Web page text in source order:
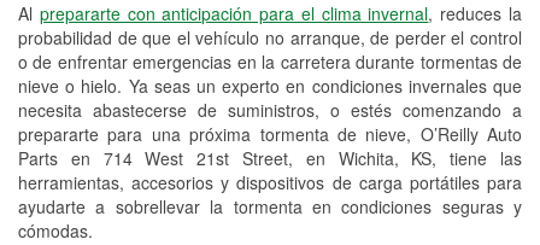
Al prepararte con anticipación para el clima invernal, reduces la
probabilidad de que el vehículo no arranque, de perder el control
o de enfrentar emergencias en la carretera durante tormentas de
nieve o hielo. Ya seas un experto en condiciones invernales que
necesita abastecerse de suministros, o estés comenzando a
prepararte para una próxima tormenta de nieve, O’Reilly Auto
Parts en 714 West 21st Street, en Wichita, KS, tiene las
herramientas, accesorios y dispositivos de carga portátiles para
ayudarte a sobrellevar la tormenta en condiciones seguras y
cómodas.
Snowstorm Supplies
Tornado Supplies
Conoce más
Idiomas adicionales
Español